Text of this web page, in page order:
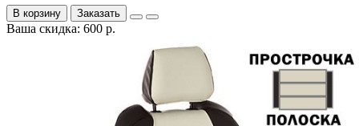
В корзину Заказать
Ваша скидка: 600 р.